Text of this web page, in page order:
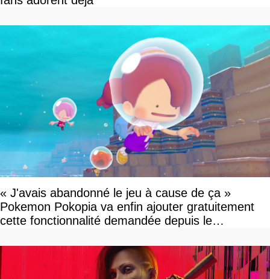
« J'avais abandonné le jeu à cause de ça »
Pokemon Pokopia va enfin ajouter gratuitement
cette fonctionnalité demandée depuis le